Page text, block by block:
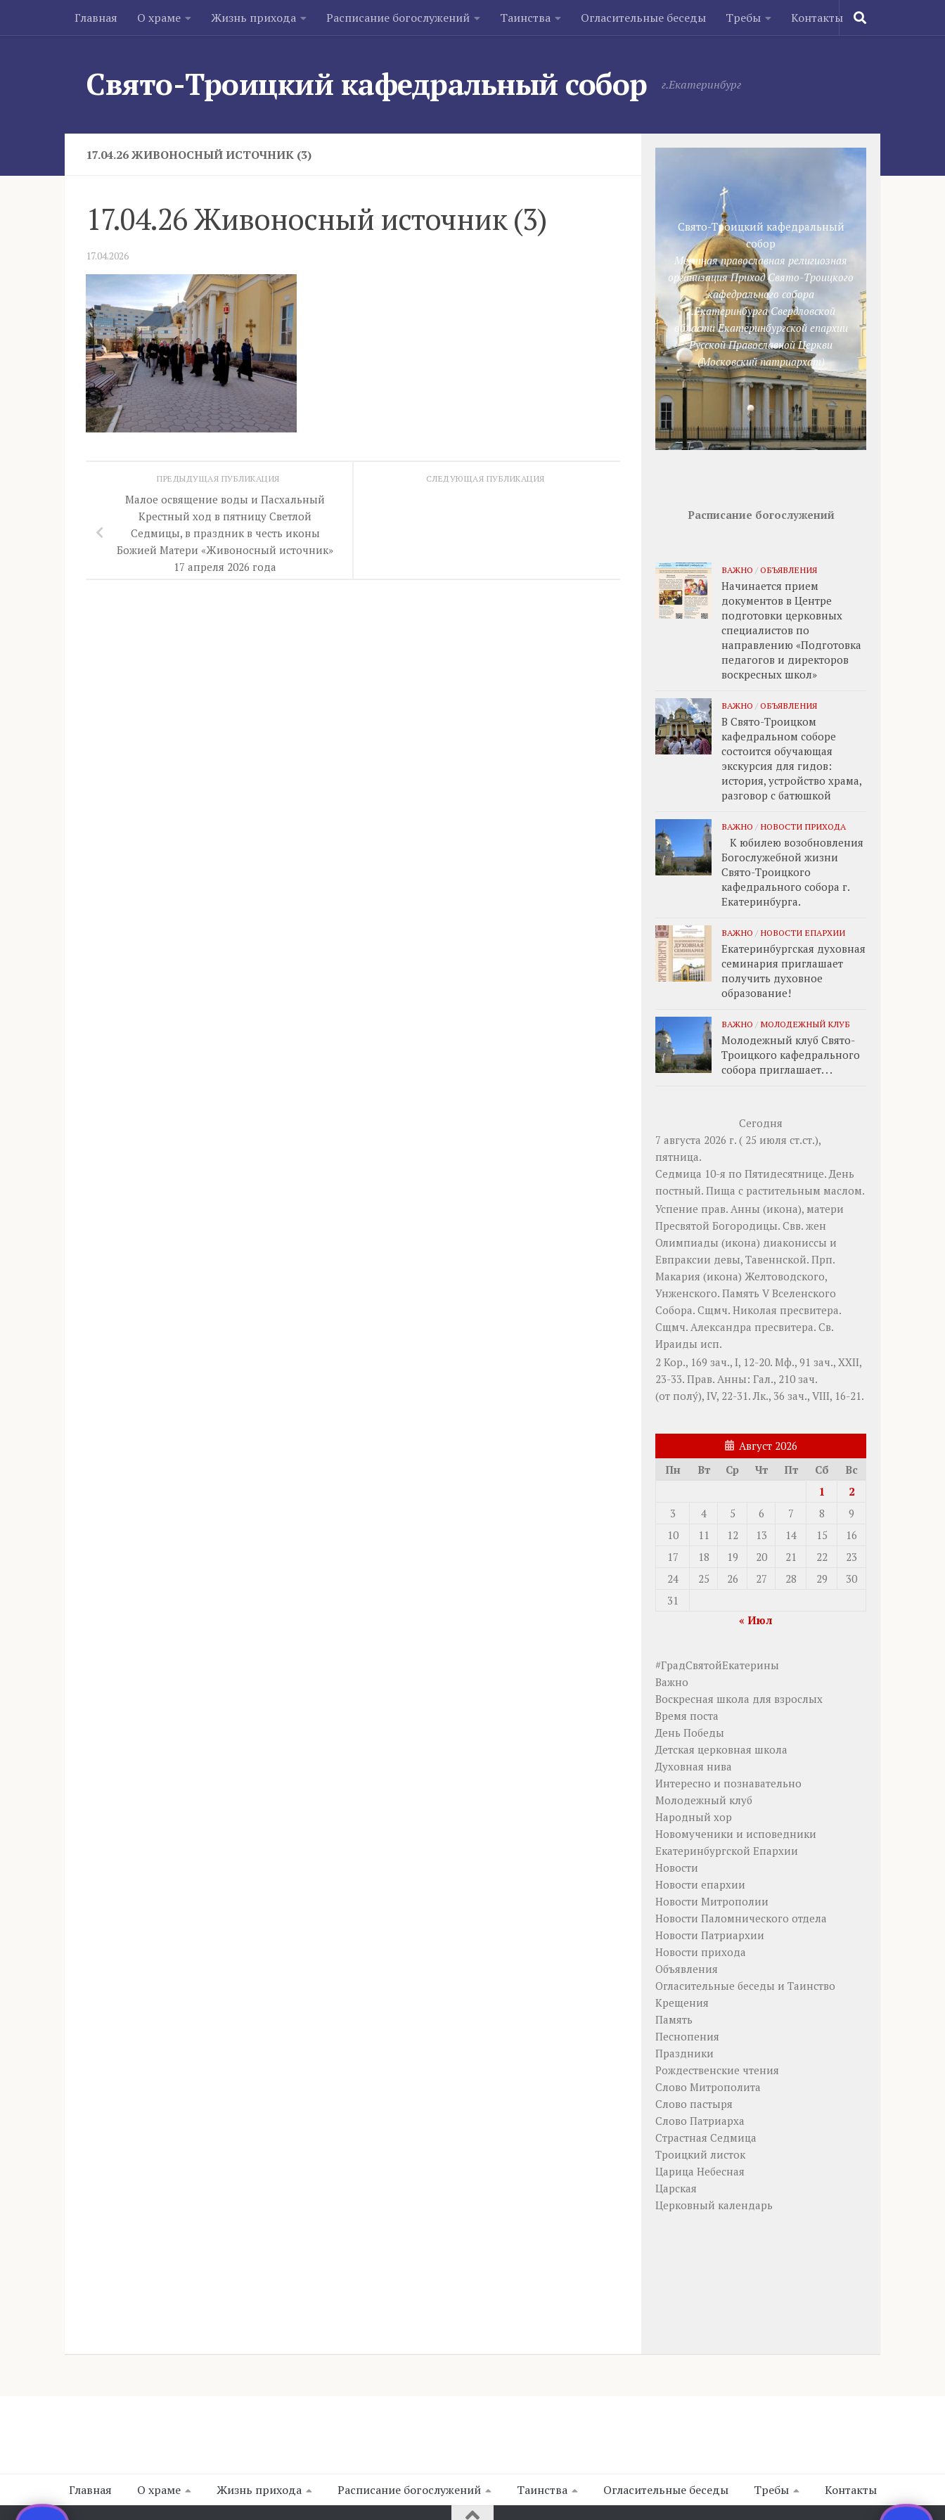
Skip to content
Главная О храме Жизнь прихода Расписание богослужений Таинства Огласительные беседы Требы Контакты
Свято-Троицкий кафедральный собор г.Екатеринбург
17.04.26 ЖИВОНОСНЫЙ ИСТОЧНИК (3)
17.04.26 Живоносный источник (3)
17.04.2026
СЛЕДУЮЩАЯ ПУБЛИКАЦИЯ
ПРЕДЫДУЩАЯ ПУБЛИКАЦИЯ
Малое освящение воды и Пасхальный
Крестный ход в пятницу Светлой
Седмицы, в праздник в честь иконы
Божией Матери «Живоносный источник»
17 апреля 2026 года
Свято-Троицкий кафедральный
собор
Местная православная религиозная
организация Приход Свято-Троицкого
кафедрального собора
г.Екатеринбурга Свердловской
области Екатеринбургской епархии
Русской Православной Церкви
(Московский патриархат)
Расписание богослужений
ВАЖНО / ОБЪЯВЛЕНИЯ
Начинается прием
документов в Центре
подготовки церковных
специалистов по
направлению «Подготовка
педагогов и директоров
воскресных школ»
ВАЖНО / ОБЪЯВЛЕНИЯ
В Свято-Троицком
кафедральном соборе
состоится обучающая
экскурсия для гидов:
история, устройство храма,
разговор с батюшкой
ВАЖНО / НОВОСТИ ПРИХОДА
К юбилею возобновления
Богослужебной жизни
Свято-Троицкого
кафедрального собора г.
Екатеринбурга.
ВАЖНО / НОВОСТИ ЕПАРХИИ
Екатеринбургская духовная
семинария приглашает
получить духовное
образование!
ВАЖНО / МОЛОДЕЖНЫЙ КЛУБ
Молодежный клуб Свято-
Троицкого кафедрального
собора приглашает. . .
Сегодня
7 августа 2026 г. ( 25 июля ст.ст.),
пятница.
Седмица 10-я по Пятидесятнице. День
постный. Пища с растительным маслом.
Успение прав. Анны (икона), матери
Пресвятой Богородицы. Свв. жен
Олимпиады (икона) диакониссы и
Евпраксии девы, Тавеннской. Прп.
Макария (икона) Желтоводского,
Унженского. Память V Вселенского
Собора. Сщмч. Николая пресвитера.
Сщмч. Александра пресвитера. Св.
Ираиды исп.
2 Кор., 169 зач., I, 12-20. Мф., 91 зач., XXII,
23-33. Прав. Анны: Гал., 210 зач.
(от полу́), IV, 22-31. Лк., 36 зач., VIII, 16-21.
Август 2026
Пн
Вт Ср Чт Пт Сб
Вс
1
2
3
4 5 6 7 8
9
10
11 12 13 14 15
16
17
18 19 20 21 22
23
24
25 26 27 28 29
30
31
« Июл
#ГрадСвятойЕкатерины
Важно
Воскресная школа для взрослых
Время поста
День Победы
Детская церковная школа
Духовная нива
Интересно и познавательно
Молодежный клуб
Народный хор
Новомученики и исповедники
Екатеринбургской Епархии
Новости
Новости епархии
Новости Митрополии
Новости Паломнического отдела
Новости Патриархии
Новости прихода
Объявления
Огласительные беседы и Таинство
Крещения
Память
Песнопения
Праздники
Рождественские чтения
Слово Митрополита
Слово пастыря
Слово Патриарха
Страстная Седмица
Троицкий листок
Царица Небесная
Царская
Церковный календарь
Главная О храме Жизнь прихода Расписание богослужений Таинства Огласительные беседы Требы Контакты